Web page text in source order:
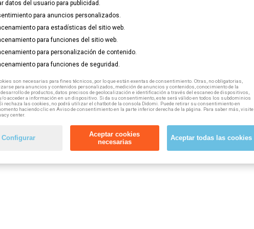
datos del usuario para publicidad.
para anuncios personalizados.
para estadísticas del sitio web.
para funciones del sitio web.
para personalización de contenido.
para funciones de seguridad.
son necesarias para fines técnicos, por lo que están exentas de consentimiento. Otras, no obligatorias,
para anuncios y contenidos personalizados, medición de anuncios y contenidos, conocimiento de la
de productos, datos precisos de geolocalización e identificación a través del escaneo de dispositivos,
o acceder a información en un dispositivo. Si da su consentimiento, este será válido en todos los subdominios
rechaza las cookies, no podrá utilizar el chatbot de la consola Didomi. Puede retirar su consentimiento en
haciendo clic en Aviso de consentimiento en la parte inferior derecha de la página. Para saber más, visite
center.
Configurar
Aceptar cookies
necesarias
Aceptar todas las cookies